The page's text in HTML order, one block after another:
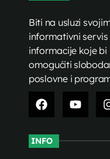
Biti na usluzi
informativni
informacije koje
omogućiti
poslovne i
INFO